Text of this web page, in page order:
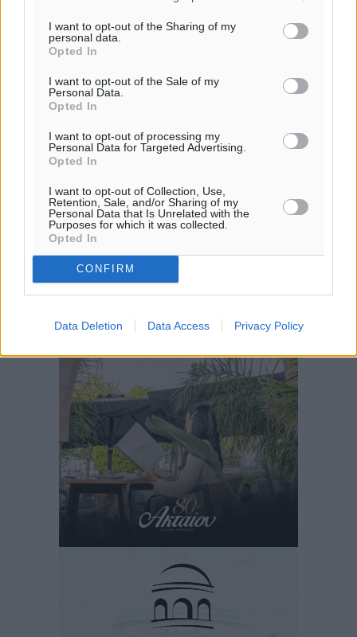
I want to opt-out of the Sharing of my
personal data.
Opted In
I want to opt-out of the Sale of my
Personal Data.
Opted In
I want to opt-out of processing my
Personal Data for Targeted Advertising.
Opted In
I want to opt-out of Collection, Use,
Retention, Sale, and/or Sharing of my
Personal Data that Is Unrelated with the
Purposes for which it was collected.
Opted In
CONFIRM
Data Deletion Data Access Privacy Policy